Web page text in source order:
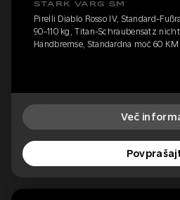
STARK VARG SM
Pirelli Diablo Rosso IV, Standard-
90-110 kg, Titan-Schraubensatz
Handbremse, Standardna moč 60 KM
Več